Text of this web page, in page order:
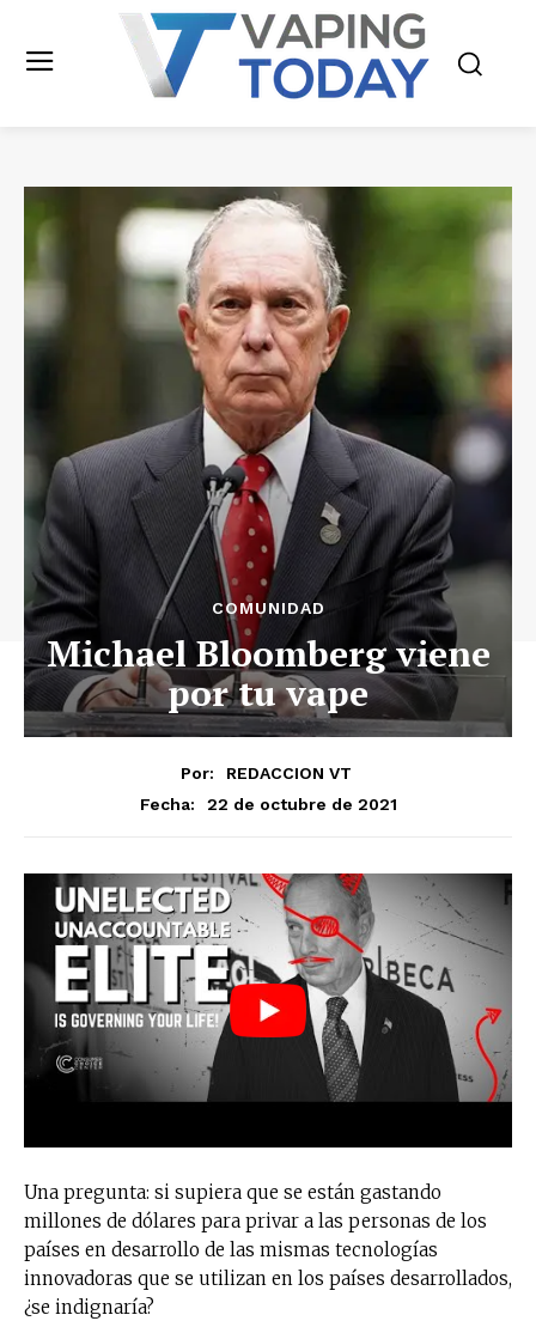
COMUNIDAD
Michael Bloomberg viene
por tu vape
Por:
REDACCION VT
Fecha:
22 de octubre de 2021
Una pregunta: si supiera que se están gastando
millones de dólares para privar a las personas de los
países en desarrollo de las mismas tecnologías
innovadoras que se utilizan en los países desarrollados,
¿se indignaría?